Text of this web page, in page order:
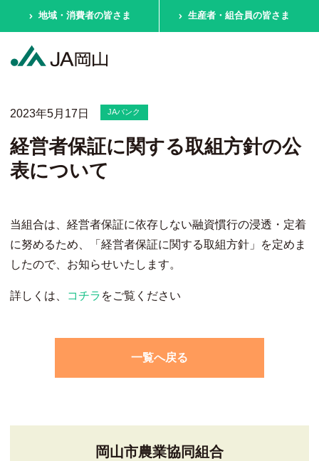
地域・消費者の皆さま 生産者・組合員の皆さま
2023年5月17日 JAバンク
経営者保証に関する取組方針の公
表について
当組合は、経営者保証に依存しない融資慣行の浸透・定着
に努めるため、「経営者保証に関する取組方針」を定めま
したので、お知らせいたします。
詳しくは、 コチラ をご覧ください
一覧へ戻る
岡山市農業協同組合